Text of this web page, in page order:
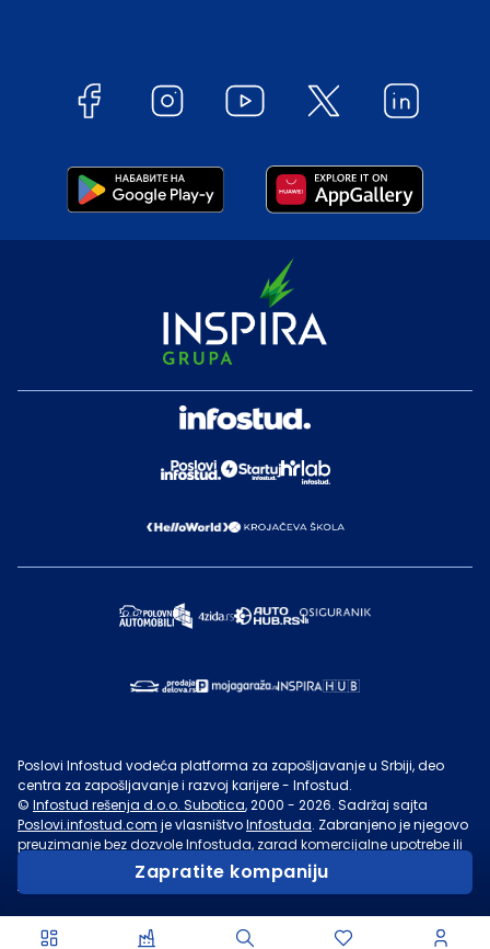
Zapratite kompaniju
Poslovi Infostud vodeća platforma za zapošljavanje u Srbiji, deo
centra za zapošljavanje i razvoj karijere - Infostud.
© Infostud rešenja d.o.o. Subotica, 2000 - 2026. Sadržaj sajta
Poslovi.infostud.com je vlasništvoInfostuda. Zabranjeno je njegovo
preuzimanje bez dozvoleInfostuda, zarad komercijalne upotrebe ili
u druge svrhe, osim za lične potrebe posetilaca sajta.